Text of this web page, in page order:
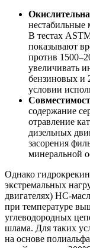
нестабильные
В тестах
показывают
против
увеличивать
бензиновых и
условии
содержание
отравление
дизельных
засорения
минеральной
Однако
экстремальных
двигателях) HC-
при температуре
углеводородных
шлама. Для таких
на основе